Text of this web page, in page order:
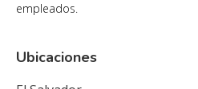
empleados.
Ubicaciones